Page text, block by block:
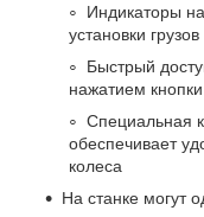
Индикаторы
установки грузов
Быстрый
нажатием кнопки
Специальная
обеспечивает
колеса
На станке могут